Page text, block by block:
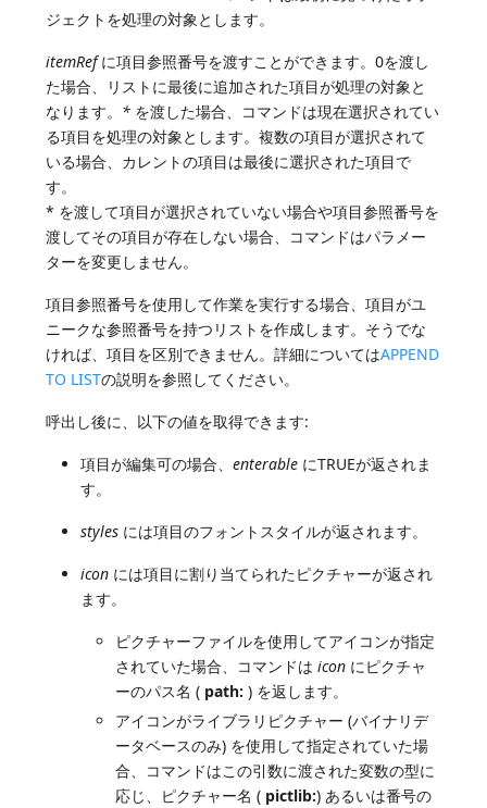
ジェクトを処理の対象とします。
itemRefに項目参照番号を渡すことができます。0を渡し
た場合、リストに最後に追加された項目が処理の対象と
なります。 * を渡した場合、コマンドは現在選択されてい
る項目を処理の対象とします。複数の項目が選択されて
いる場合、カレントの項目は最後に選択された項目で
す。
* を渡して項目が選択されていない場合や項目参照番号を
渡してその項目が存在しない場合、コマンドはパラメー
ターを変更しません。
項目参照番号を使用して作業を実行する場合、項目がユ
ニークな参照番号を持つリストを作成します。そうでな
ければ、項目を区別できません。詳細についてはAPPEND
TO LISTの説明を参照してください。
呼出し後に、以下の値を取得できます:
項目が編集可の場合、enterable にTRUEが返されま
す。
styles には項目のフォントスタイルが返されます。
icon には項目に割り当てられたピクチャーが返され
ます。
ピクチャーファイルを使用してアイコンが指定
されていた場合、コマンドはicon にピクチャ
ーのパス名 ( path: ) を返します。
アイコンがライブラリピクチャー (バイナリデ
ータベースのみ) を使用して指定されていた場
合、コマンドはこの引数に渡された変数の型に
応じ、ピクチャー名 ( pictlib:) あるいは番号の